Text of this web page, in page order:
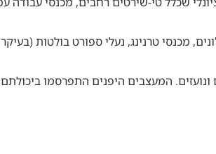
מכנסי טרנינג, נעלי ספורט בולטות
ונועזים. המעצבים היפנים התפרסמו